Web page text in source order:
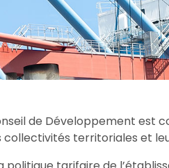
de Développement est
collectivités territoriales et